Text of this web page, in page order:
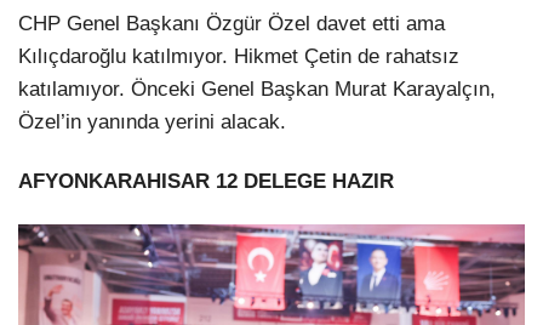
CHP Genel Başkanı Özgür Özel davet etti ama
Kılıçdaroğlu katılmıyor. Hikmet Çetin de rahatsız
katılamıyor. Önceki Genel Başkan Murat Karayalçın,
Özel’in yanında yerini alacak.
AFYONKARAHISAR 12 DELEGE HAZIR